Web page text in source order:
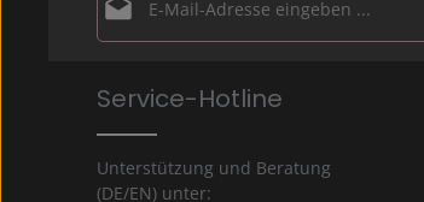
Ich habe die
Service-Hotline
Unterstützung und Beratung
(DE/EN) unter: